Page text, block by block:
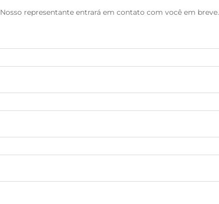
Nosso representante entrará em contato com você em breve.